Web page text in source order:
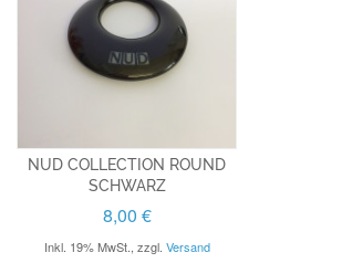
NUD COLLECTION ROUND
SCHWARZ
8,00 €
Inkl. 19% MwSt. zzgl. Versand